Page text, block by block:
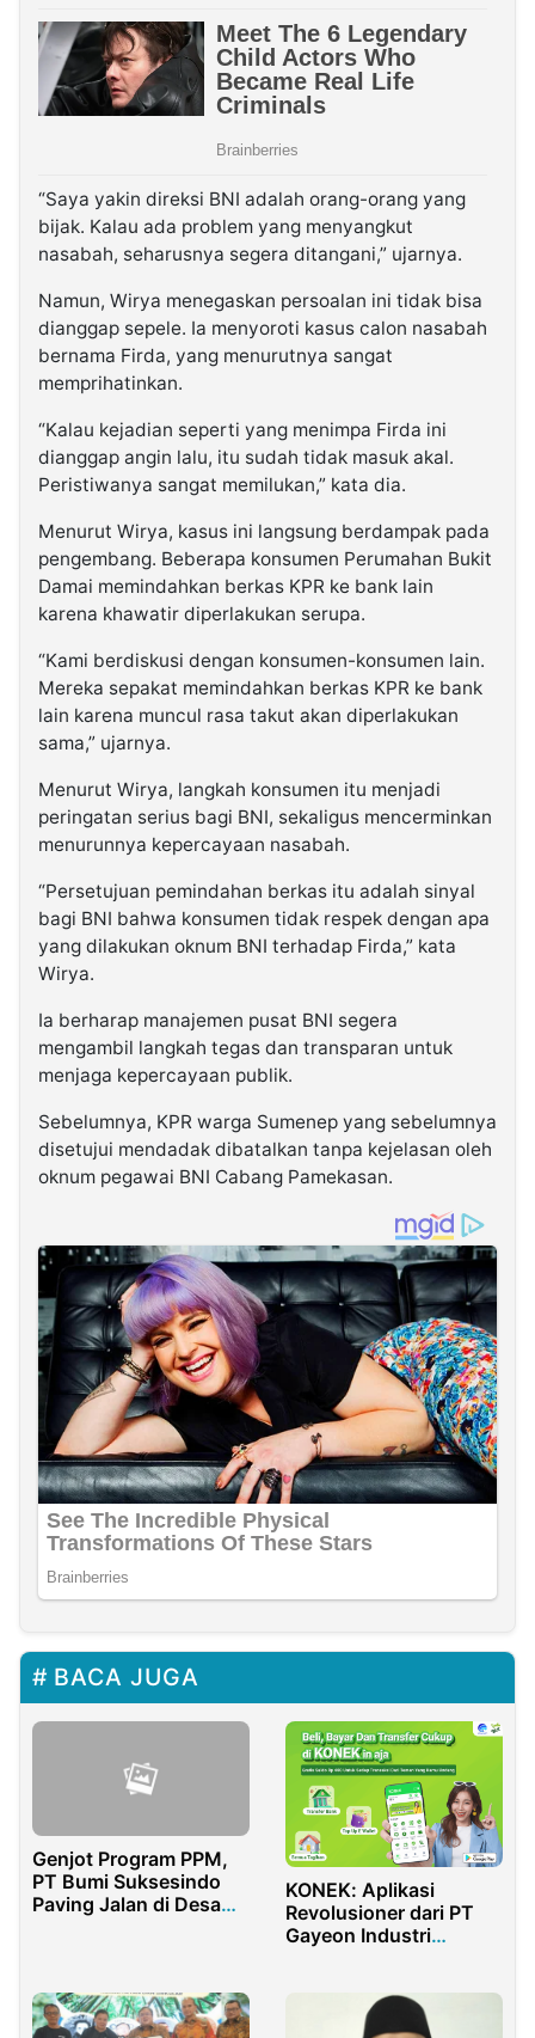
“Saya yakin direksi BNI adalah orang-orang yang
bijak. Kalau ada problem yang menyangkut
nasabah, seharusnya segera ditangani,” ujarnya.
Namun, Wirya menegaskan persoalan ini tidak bisa
dianggap sepele. Ia menyoroti kasus calon nasabah
bernama Firda, yang menurutnya sangat
memprihatinkan.
“Kalau kejadian seperti yang menimpa Firda ini
dianggap angin lalu, itu sudah tidak masuk akal.
Peristiwanya sangat memilukan,” kata dia.
Menurut Wirya, kasus ini langsung berdampak pada
pengembang. Beberapa konsumen Perumahan Bukit
Damai memindahkan berkas KPR ke bank lain
karena khawatir diperlakukan serupa.
“Kami berdiskusi dengan konsumen-konsumen lain.
Mereka sepakat memindahkan berkas KPR ke bank
lain karena muncul rasa takut akan diperlakukan
sama,” ujarnya.
Menurut Wirya, langkah konsumen itu menjadi
peringatan serius bagi BNI, sekaligus mencerminkan
menurunnya kepercayaan nasabah.
“Persetujuan pemindahan berkas itu adalah sinyal
bagi BNI bahwa konsumen tidak respek dengan apa
yang dilakukan oknum BNI terhadap Firda,” kata
Wirya.
Ia berharap manajemen pusat BNI segera
mengambil langkah tegas dan transparan untuk
menjaga kepercayaan publik.
Sebelumnya, KPR warga Sumenep yang sebelumnya
disetujui mendadak dibatalkan tanpa kejelasan oleh
oknum pegawai BNI Cabang Pamekasan.
BACA JUGA
Genjot Program PPM,
PT Bumi Suksesindo
Paving Jalan di Desa
KONEK: Aplikasi
Revolusioner dari PT
Gayeon Industri
Pembayaran Digital